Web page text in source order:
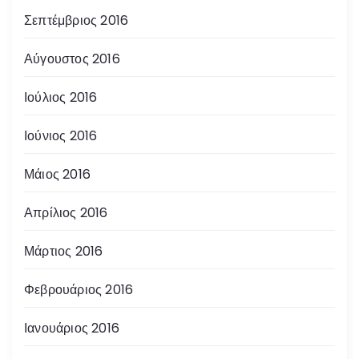
Σεπτέμβριος 2016
Αύγουστος 2016
Ιούλιος 2016
Ιούνιος 2016
Μάιος 2016
Απρίλιος 2016
Μάρτιος 2016
Φεβρουάριος 2016
Ιανουάριος 2016